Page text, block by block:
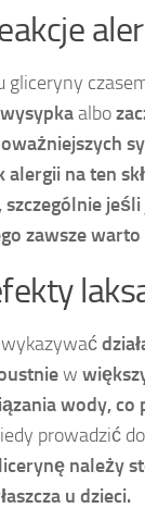
gliceryny
wysypkaalbo
alergii na ten
zawsze
w
wody, co
prowadzić
należy
u dzieci.